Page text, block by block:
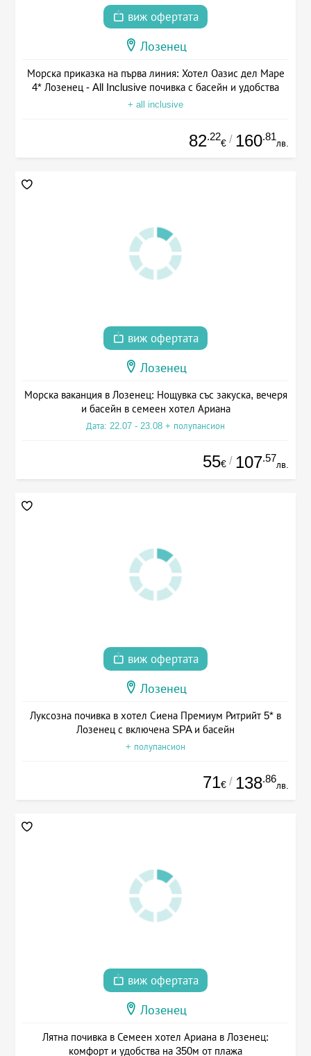
виж офертата
Лозенец
Морска приказка на първа линия: Хотел Оазис дел Маре
4* Лозенец - All Inclusive почивка с басейн и удобства
+ all inclusive
82.22
€ / 160.81
лв.
виж офертата
Лозенец
Морска ваканция в Лозенец: Нощувка със закуска, вечеря
и басейн в семеен хотел Ариана
Дата: 22.07 - 23.08 + полупансион
55€ / 107.57
лв.
виж офертата
Лозенец
Луксозна почивка в хотел Сиена Премиум Ритрийт 5* в
Лозенец с включена SPA и басейн
+ полупансион
71€ / 138.86
лв.
виж офертата
Лозенец
Лятна почивка в Семеен хотел Ариана в Лозенец:
комфорт и удобства на 350м от плажа